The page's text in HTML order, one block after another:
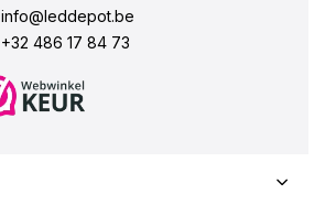
info@leddepot.be
+32 486 17 84 73